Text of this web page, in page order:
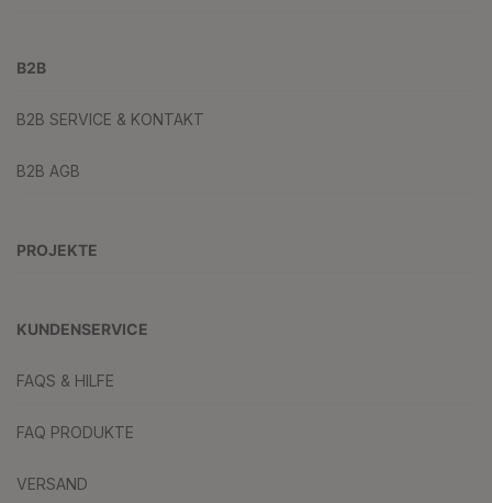
B2B
B2B SERVICE & KONTAKT
B2B AGB
PROJEKTE
KUNDENSERVICE
FAQS & HILFE
FAQ PRODUKTE
VERSAND